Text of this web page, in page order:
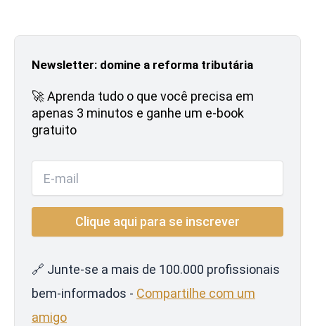
Newsletter: domine a reforma tributária
🚀 Aprenda tudo o que você precisa em
apenas 3 minutos e ganhe um e-book
gratuito
🔗 Junte-se a mais de 100.000 profissionais
bem-informados - Compartilhe com um
amigo